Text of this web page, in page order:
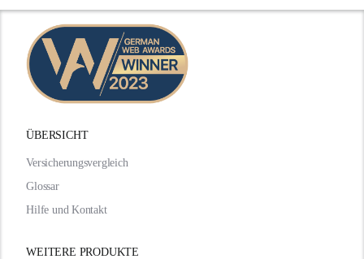
ÜBERSICHT
WEITERE PRODUKTE
Versicherungsvergleich
Glossar
Hilfe und Kontakt